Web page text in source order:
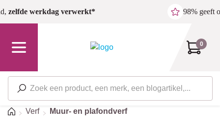
Ga naar de hoofdinhoud
zelfde werkdag verwerkt* 98% geeft
0
Home
Verf Muur- en plafondverf